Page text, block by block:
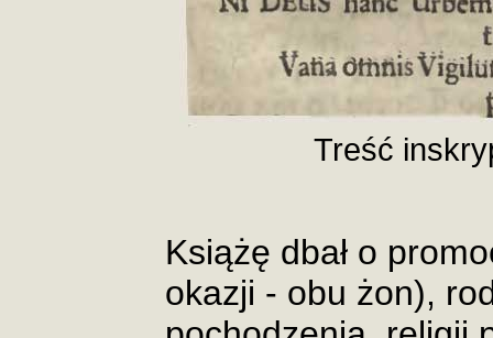
Treść
Książę dbał o
okazji - obu żon),